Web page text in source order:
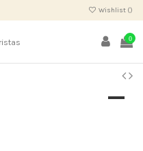
Wishlist ()
0